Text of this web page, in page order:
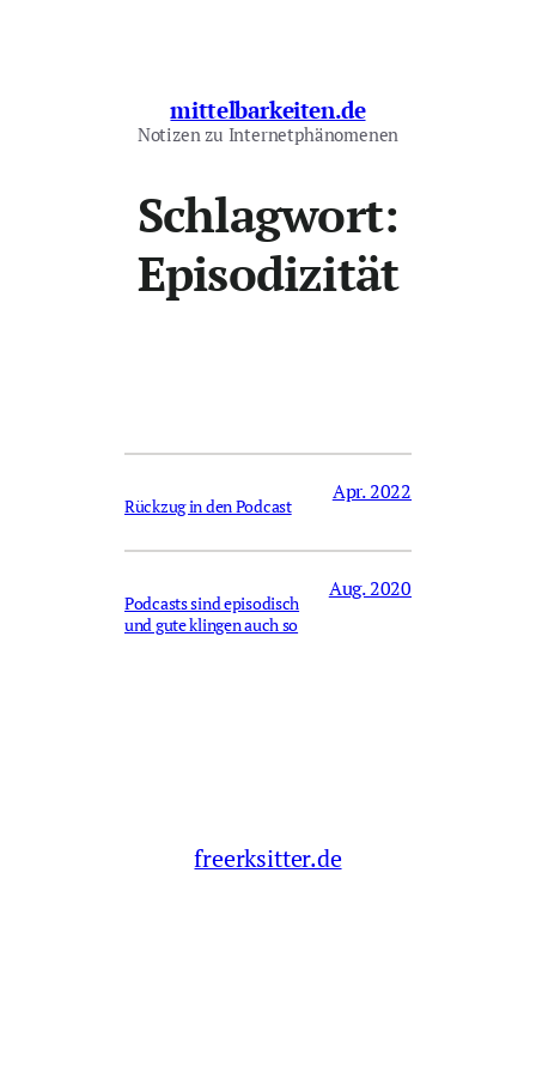
mittelbarkeiten.de
Notizen zu Internetphänomenen
Schlagwort:
Episodizität
Rückzug in den Podcast
Apr. 2022
Podcasts sind episodisch
und gute klingen auch so
Aug. 2020
freerksitter.de